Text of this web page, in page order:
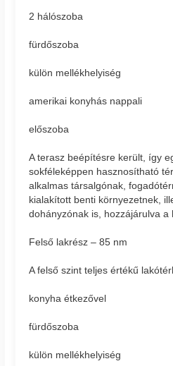
2 hálószoba
fürdőszoba
külön mellékhelyiség
amerikai konyhás nappali
előszoba
A terasz beépítésre került, így
sokféleképpen hasznosítható
alkalmas társalgónak,
kialakított benti környezetnek,
dohányzónak is, hozzájárulva a
Felső lakrész – 85 nm
A felső szint teljes értékű
konyha étkezővel
fürdőszoba
külön mellékhelyiség